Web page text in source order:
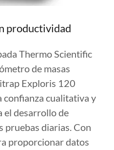
productividad
Thermo Scientific
de masas
Exploris 120
confianza cualitativa y
el desarrollo de
pruebas diarias. Con
proporcionar datos